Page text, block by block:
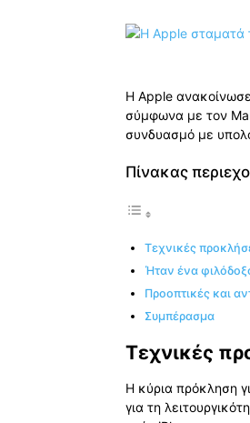
Η Apple
σύμφωνα με τον
συνδυασμό με
Πίνακας
Τεχνικές
Ήταν ένα
Προοπτικές και
Συμπέρασμα
Τεχνικές
Η κύρια πρόκληση
για τη